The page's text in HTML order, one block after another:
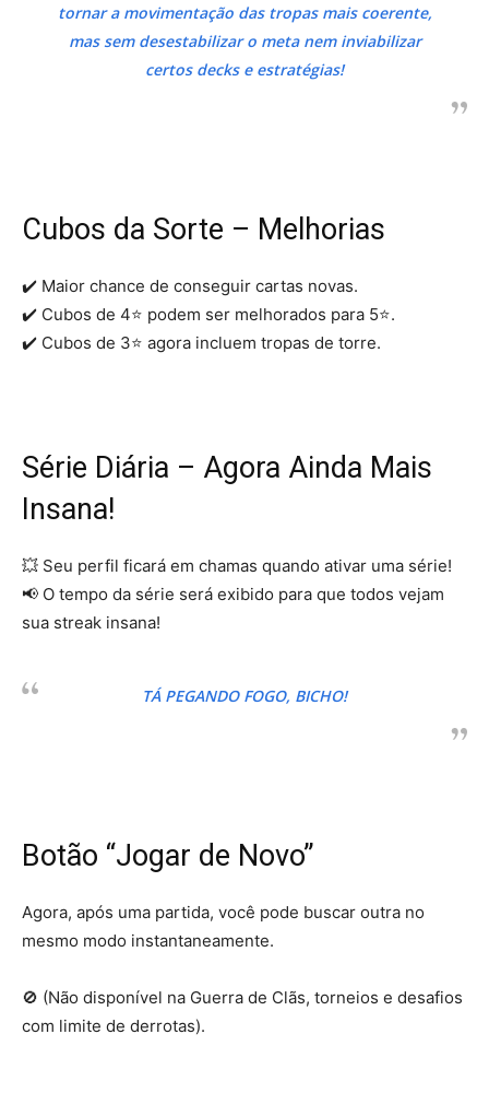
tornar a movimentação das tropas mais coerente,
mas sem desestabilizar o meta nem inviabilizar
certos decks e estratégias!
Cubos da Sorte – Melhorias
✔️ Maior chance de conseguir cartas novas.
✔️ Cubos de 4⭐ podem ser melhorados para 5⭐.
✔️ Cubos de 3⭐ agora incluem tropas de torre.
Série Diária – Agora Ainda Mais
Insana!
💥 Seu perfil ficará em chamas quando ativar uma série!
📢 O tempo da série será exibido para que todos vejam
sua streak insana!
TÁ PEGANDO FOGO, BICHO!
Botão “Jogar de Novo”
Agora, após uma partida, você pode buscar outra no
mesmo modo instantaneamente.
🚫 (Não disponível na Guerra de Clãs, torneios e desafios
com limite de derrotas).